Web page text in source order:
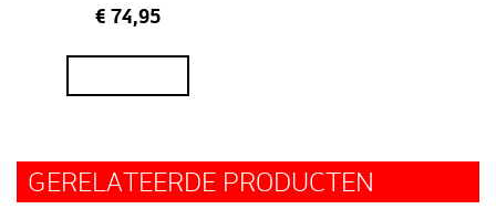
€ 74,95
GERELATEERDE PRODUCTEN